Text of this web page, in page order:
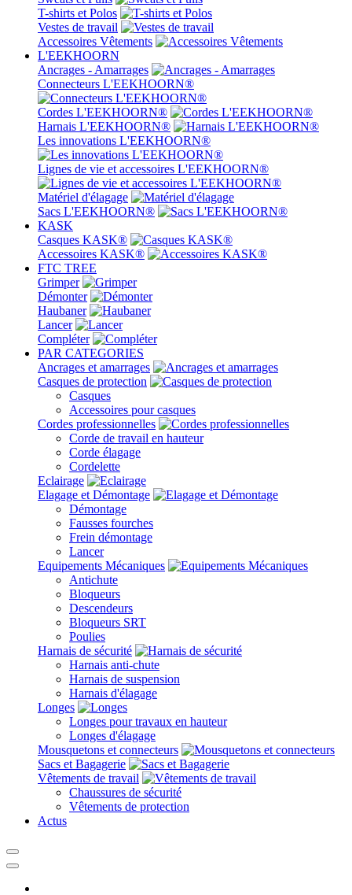
T-shirts et Polos
Vestes de travail
Accessoires Vêtements
L'EEKHOORN
Ancrages - Amarrages
Connecteurs L'EEKHOORN®
Cordes L'EEKHOORN®
Harnais L'EEKHOORN®
Les innovations L'EEKHOORN®
Lignes de vie et accessoires L'EEKHOORN®
Matériel d'élagage
Sacs L'EEKHOORN®
KASK
Casques KASK®
Accessoires KASK®
FTC TREE
Grimper
Démonter
Haubaner
Lancer
Compléter
PAR CATEGORIES
Ancrages et amarrages
Casques de protection
Casques
Accessoires pour casques
Cordes professionnelles
Corde de travail en hauteur
Corde élagage
Cordelette
Eclairage
Elagage et Démontage
Démontage
Fausses fourches
Frein démontage
Lancer
Equipements Mécaniques
Antichute
Bloqueurs
Descendeurs
Bloqueurs SRT
Poulies
Harnais de sécurité
Harnais anti-chute
Harnais de suspension
Harnais d'élagage
Longes
Longes pour travaux en hauteur
Longes d'élagage
Mousquetons et connecteurs
Sacs et Bagagerie
Vêtements de travail
Chaussures de sécurité
Vêtements de protection
Actus